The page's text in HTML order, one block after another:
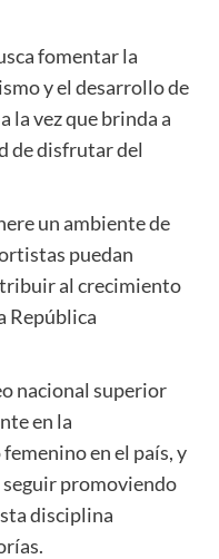
fomentar la
y el desarrollo de
la vez que brinda a
de disfrutar del
un ambiente de
puedan
al crecimiento
República
nacional superior
en la
en el país, y
seguir promoviendo
disciplina